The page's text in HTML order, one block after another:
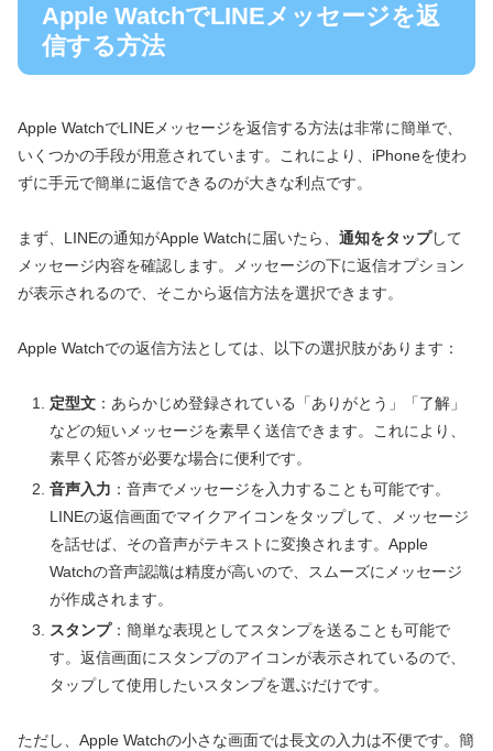
Apple WatchでLINEメッセージを返
信する方法
Apple WatchでLINEメッセージを返信する方法は非常に簡単で、
いくつかの手段が用意されています。これにより、iPhoneを使わ
ずに手元で簡単に返信できるのが大きな利点です。
まず、LINEの通知がApple Watchに届いたら、 通知をタップして
メッセージ内容を確認します。メッセージの下に返信オプション
が表示されるので、そこから返信方法を選択できます。
Apple Watchでの返信方法としては、以下の選択肢があります：
定型文：あらかじめ登録されている「ありがとう」「了解」
などの短いメッセージを素早く送信できます。これにより、
素早く応答が必要な場合に便利です。
音声入力 ：音声でメッセージを入力することも可能です。
LINEの返信画面でマイクアイコンをタップして、メッセージ
を話せば、その音声がテキストに変換されます。Apple
Watchの音声認識は精度が高いので、スムーズにメッセージ
が作成されます。
スタンプ：簡単な表現としてスタンプを送ることも可能で
す。返信画面にスタンプのアイコンが表示されているので、
タップして使用したいスタンプを選ぶだけです。
ただし、Apple Watchの小さな画面では長文の入力は不便です。簡